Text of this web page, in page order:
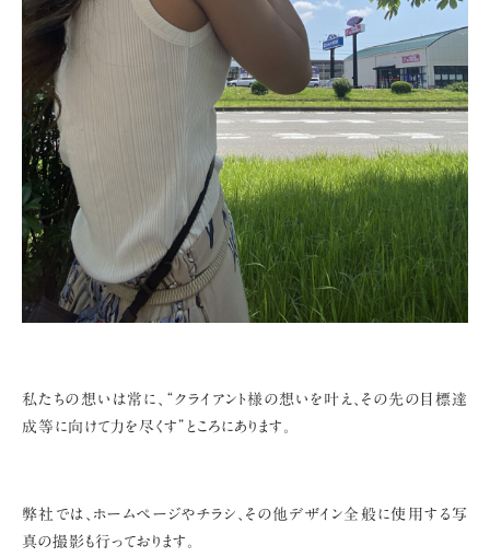
私たちの想いは常に、 “クライアント様の想いを叶え、その先の目標達
成等に向けて力を尽くす” ところにあります。
弊社では、ホームページやチラシ、その他デザイン全般に使用する写
真の撮影も行っております。